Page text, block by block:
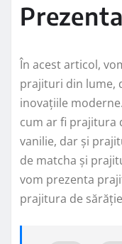
În acest articol,
prajituri din lume,
inovațiile
cum ar fi prajitura
vanilie, dar și
de matcha și
vom prezenta
prajitura de